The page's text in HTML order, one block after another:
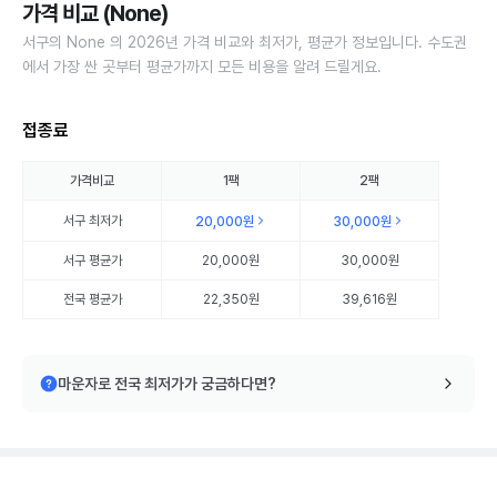
가격 비교 (None)
서구의 None 의 2026년 가격 비교와 최저가, 평균가 정보입니다. 수도권
에서 가장 싼 곳부터 평균가까지 모든 비용을 알려 드릴게요.
접종료
가격비교 1팩 2팩
서구최저가 20,000원 30,000원
서구평균가 20,000원 30,000원
전국 평균가 22,350원 39,616원
마운자로 전국 최저가가 궁금하다면?